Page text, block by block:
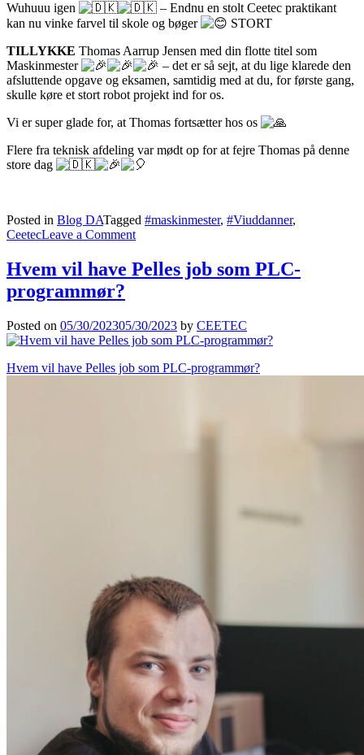
Wuhuuu igen
– Endnu en stolt Ceetec praktikant
kan nu vinke farvel til skole og bøger
STORT
TILLYKKE Thomas Aarrup Jensen med din flotte titel som
Maskinmester
– det er så sejt, at du lige klarede den
afsluttende opgave og eksamen, samtidig med at du, for første gang,
skulle køre et stort robot projekt ind for os.
Vi er super glade for, at Thomas fortsætter hos os
Flere fra teknisk afdeling var mødt op for at fejre Thomas på denne
store dag
Posted in Blog DATagged #maskinmester, #Viuddanner,
CeetecLeave a Commenton
igenn
Hvem vil have Pelles job som PLC-
programmør?
Posted on 05/30/202305/30/2023 by CEETEC
Hvem vil have Pelles job som PLC-programmør?